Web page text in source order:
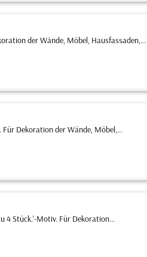
der Wände, Möbel, Hausfassaden,...
Für Dekoration der Wände, Möbel,...
4 Stück.'-Motiv. Für Dekoration...